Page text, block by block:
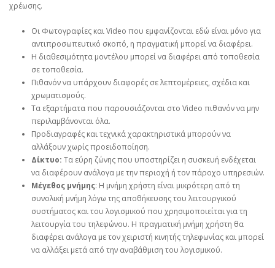
χρέωσης.
Οι Φωτογραφίες και Video που εμφανίζονται εδώ είναι μόνο για
αντιπροσωπευτικό σκοπό, η πραγματική μπορεί να διαφέρει.
Η διαθεσιμότητα μοντέλου μπορεί να διαφέρει από τοποθεσία
σε τοποθεσία.
Πιθανόν να υπάρχουν διαφορές σε λεπτομέρειες, σχέδια και
χρωματισμούς.
Τα εξαρτήματα που παρουσιάζονται στο Video πιθανόν να μην
περιλαμβάνονται όλα.
Προδιαγραφές και τεχνικά χαρακτηριστικά μπορούν να
αλλάξουν χωρίς προειδοποίηση.
Δίκτυο: Τα εύρη ζώνης που υποστηρίζει η συσκευή ενδέχεται
να διαφέρουν ανάλογα με την περιοχή ή τον πάροχο υπηρεσιών.
Μέγεθος μνήμης: Η μνήμη χρήστη είναι μικρότερη από τη
συνολική μνήμη λόγω της αποθήκευσης του λειτουργικού
συστήματος και του λογισμικού που χρησιμοποιείται για τη
λειτουργία του τηλεφώνου. Η πραγματική μνήμη χρήστη θα
διαφέρει ανάλογα με τον χειριστή κινητής τηλεφωνίας και μπορεί
να αλλάξει μετά από την αναβάθμιση του λογισμικού.